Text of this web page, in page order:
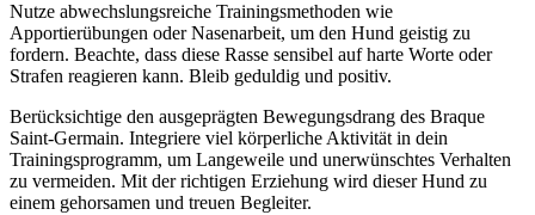
Nutze abwechslungsreiche Trainingsmethoden wie
Apportierübungen oder Nasenarbeit, um den Hund geistig zu
fordern. Beachte, dass diese Rasse sensibel auf harte Worte oder
Strafen reagieren kann. Bleib geduldig und positiv.
Berücksichtige den ausgeprägten Bewegungsdrang des Braque
Saint-Germain. Integriere viel körperliche Aktivität in dein
Trainingsprogramm, um Langeweile und unerwünschtes Verhalten
zu vermeiden. Mit der richtigen Erziehung wird dieser Hund zu
einem gehorsamen und treuen Begleiter.